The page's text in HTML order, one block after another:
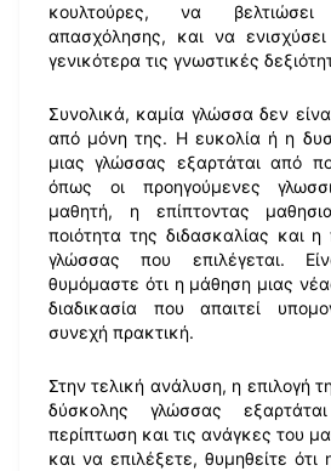
κουλτούρες, να βελτιώσει
απασχόλησης, και να
γενικότερα τις γνωστικές
Συνολικά, καμία γλώσσα δεν
από μόνη της. Η ευκολία ή η
μιας γλώσσας εξαρτάται από
όπως οι προηγούμενες
μαθητή, η επίπτοντας
ποιότητα της διδασκαλίας και
γλώσσας που επιλέγεται.
θυμόμαστε ότι η μάθηση μιας
διαδικασία που απαιτεί
συνεχή πρακτική.
Στην τελική ανάλυση, η επιλογή
δύσκολης γλώσσας
περίπτωση και τις ανάγκες του
και να επιλέξετε, θυμηθείτε